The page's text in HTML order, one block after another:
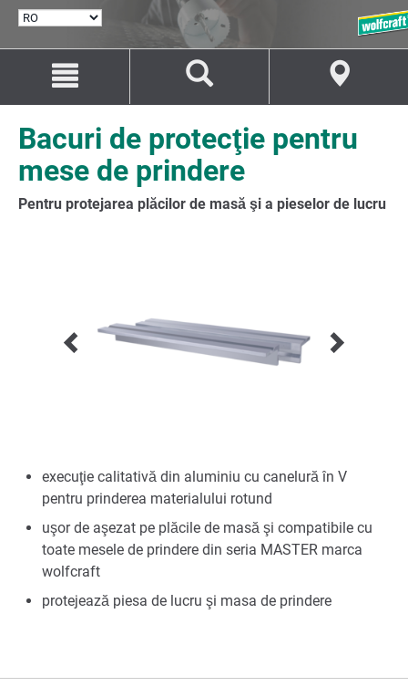
SELECTARE
conținut
navigare
Bacuri de protecţie pentru
mese de prindere
Pentru protejarea plăcilor de masă şi a pieselor de lucru
execuţie calitativă din aluminiu cu canelură în V
pentru prinderea materialului rotund
uşor de aşezat pe plăcile de masă şi compatibile cu
toate mesele de prindere din seria MASTER marca
wolfcraft
protejează piesa de lucru şi masa de prindere